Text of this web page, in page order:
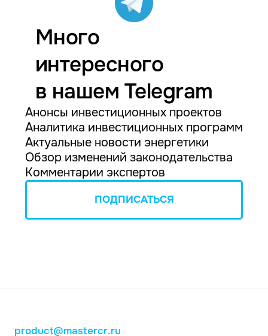
Много
интересного
в нашем Telegram
Анонсы инвестиционных проектов
Аналитика инвестиционных программ
Актуальные новости энергетики
Обзор изменений законодательства
Комментарии экспертов
ПОДПИСАТЬСЯ
product@mastercr.ru